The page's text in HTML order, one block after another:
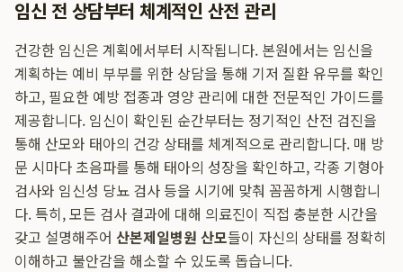
임신 전 상담부터 체계적인 산전 관리
건강한 임신은 계획에서부터 시작됩니다. 본원에서는 임신을
계획하는 예비 부부를 위한 상담을 통해 기저 질환 유무를 확인
하고, 필요한 예방 접종과 영양 관리에 대한 전문적인 가이드를
제공합니다. 임신이 확인된 순간부터는 정기적인 산전 검진을
통해 산모와 태아의 건강 상태를 체계적으로 관리합니다. 매 방
문 시마다 초음파를 통해 태아의 성장을 확인하고, 각종 기형아
검사와 임신성 당뇨 검사 등을 시기에 맞춰 꼼꼼하게 시행합니
다. 특히, 모든 검사 결과에 대해 의료진이 직접 충분한 시간을
갖고 설명해주어 산본제일병원 산모들이 자신의 상태를 정확히
이해하고 불안감을 해소할 수 있도록 돕습니다.